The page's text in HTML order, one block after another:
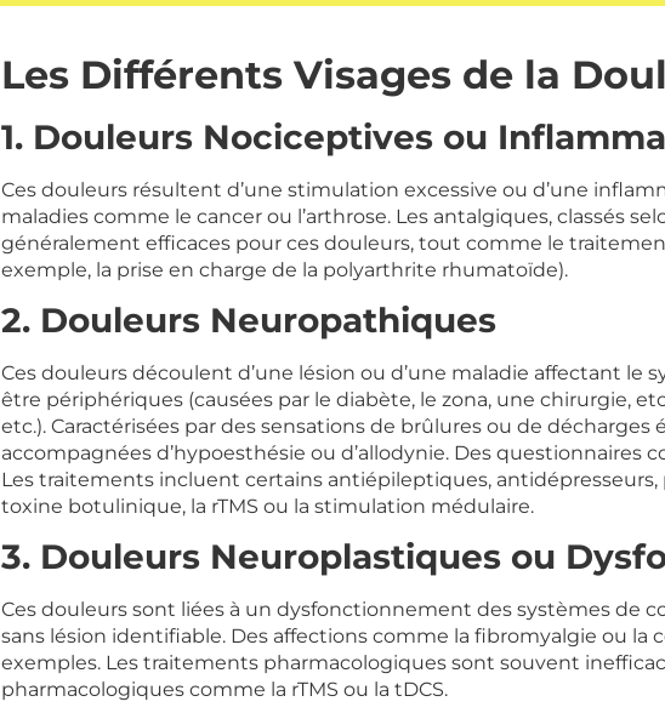
Les Différents Visages de la
1. Douleurs Nociceptives ou
Ces douleurs résultent d’une stimulation excessive ou d’une
maladies comme le cancer ou l’arthrose. Les antalgiques, classés
généralement efficaces pour ces douleurs, tout comme le
exemple, la prise en charge de la polyarthrite rhumatoïde).
2. Douleurs Neuropathiques
Ces douleurs découlent d’une lésion ou d’une maladie affectant le
être périphériques (causées par le diabète, le zona, une chirurgie,
etc.). Caractérisées par des sensations de brûlures ou de
accompagnées d’hypoesthésie ou d’allodynie. Des questionnaires
Les traitements incluent certains antiépileptiques, antidépresseurs,
toxine botulinique, la rTMS ou la stimulation médulaire.
3. Douleurs Neuroplastiques ou
Ces douleurs sont liées à un dysfonctionnement des systèmes de
sans lésion identifiable. Des affections comme la fibromyalgie ou la
exemples. Les traitements pharmacologiques sont souvent
pharmacologiques comme la rTMS ou la tDCS.